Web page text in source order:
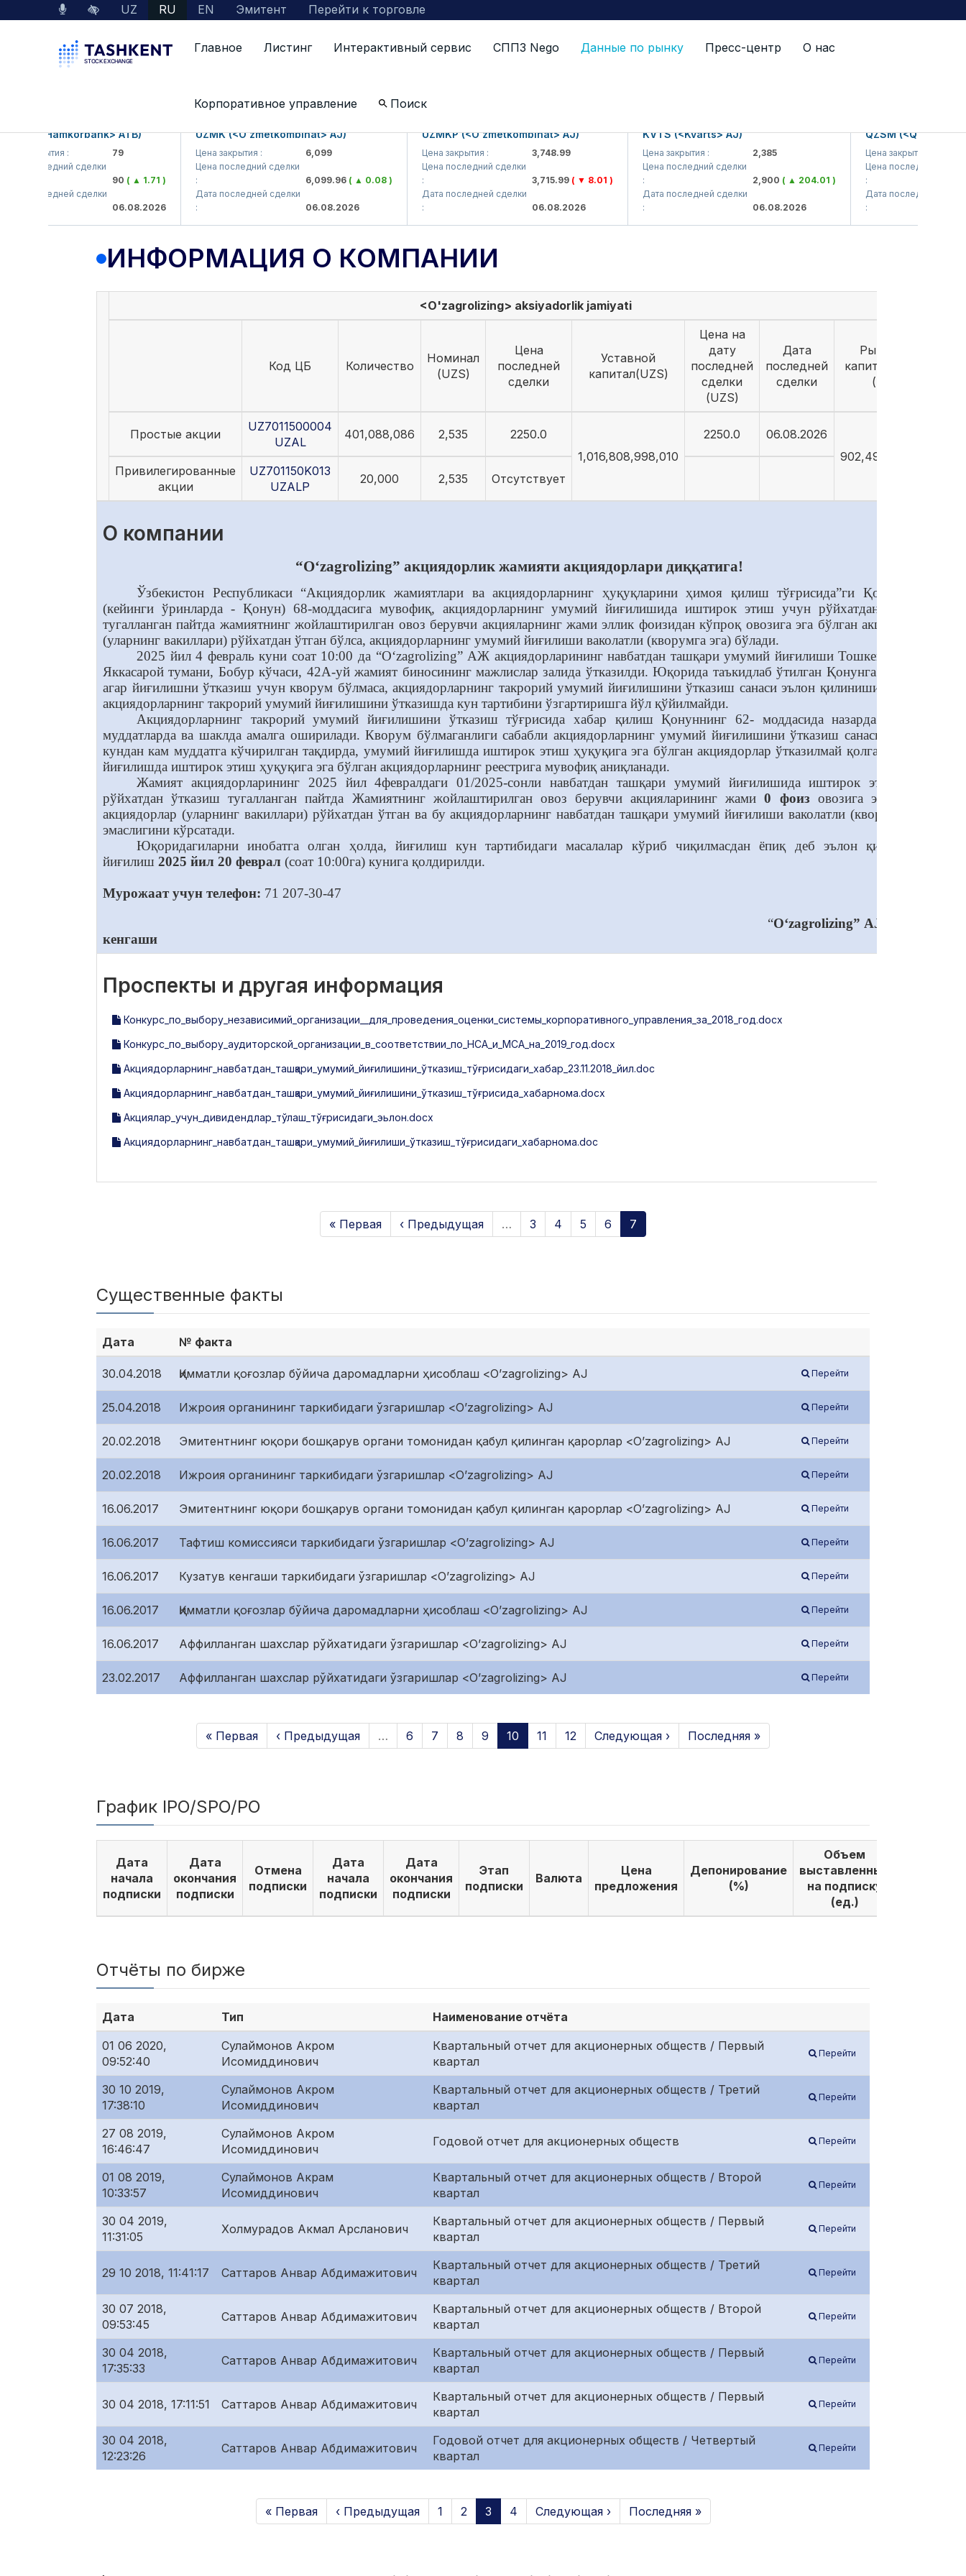
UZ RU EN Эмитент Перейти к торговле
Главное Листинг Интерактивный сервис СППЗ Nego Данные по рынку Пресс-центр О нас
Корпоративное управление Поиск
Информация о компании
(<Hamkorbank> ATB)
сделки
( ▲ 1.71 )
сделки
06.08.2026
UZMK (<O'zmetkombinat> AJ)
Цена закрытия :
6,099
Цена последний сделки
6,099.96( ▲ 0.08 )
Дата последней сделки
06.08.2026
UZMKP (<O'zmetkombinat> AJ)
Цена закрытия :
3,748.99
Цена последний сделки
3,715.99( ▼ 8.01 )
Дата последней сделки
06.08.2026
KVTS (<Kvarts> AJ)
Цена закрытия :
Цена последний сделки
2,900( ▲ 204.01 )
Дата последней сделки
06.08.2026
QZSM
Цена закрытия :
Цена последний сделки
Дата последней сделки
ИНФОРМАЦИЯ О КОМПАНИИ
<O'zagrolizing> aksiyadorlik jamiyati
Код ЦБ Количество
Номинал
(UZS)
Цена
последней
сделки
Уставной
капитал(UZS)
Цена на
дату
последней
сделки
(UZS)
Дата
последней
сделки
Рыночная
капитализация
(UZS)
Простые акции
UZ7011500004
UZAL
401,088,086 2,535
2250.0
1,016,808,998,010
2250.0
06.08.2026
902,498,893,500
Привилегированные
акции
UZ701150K013
UZALP
20,000 2,535 Отсутствует
О компании
“O‘zagrolizing” акциядорлик жамияти акциядорлари диққатига!
Ўзбекистон Республикаси “Акциядорлик жамиятлари ва акциядорларнинг ҳуқуқларини ҳимоя қилиш тўғрисида”ги Қонунининг
(кейинги ўринларда - Қонун) 68-моддасига мувофиқ, акциядорларнинг умумий йиғилишида иштирок этиш учун рўйхатдан ўтказиш
тугалланган пайтда жамиятнинг жойлаштирилган овоз берувчи акцияларнинг жами эллик фоизидан кўпроқ овозига эга бўлган акциядорлар
(уларнинг вакиллари) рўйхатдан ўтган бўлса, акциядорларнинг умумий йиғилиши ваколатли (кворумга эга) бўлади.
2025 йил 4 февраль куни соат 10:00 да “O‘zagrolizing” АЖ акциядорларининг навбатдан ташқари умумий йиғилиши Тошкент шаҳри,
Яккасарой тумани, Бобур кўчаси, 42А-уй жамият биносининг мажлислар залида ўтказилди. Юқорида таъкидлаб ўтилган Қонунга мувофиқ,
агар йиғилишни ўтказиш учун кворум бўлмаса, акциядорларнинг такрорий умумий йиғилишини ўтказиш санаси эълон қилинишини, бунда
акциядорларнинг такрорий умумий йиғилишини ўтказишда кун тартибини ўзгартиришга йўл қўйилмайди.
Акциядорларнинг такрорий умумий йиғилишини ўтказиш тўғрисида хабар қилиш Қонуннинг 62- моддасида назарда тутилган
муддатларда ва шаклда амалга оширилади. Кворум бўлмаганлиги сабабли акциядорларнинг умумий йиғилишини ўтказиш санаси йигирма
кундан кам муддатга кўчирилган тақдирда, умумий йиғилишда иштирок этиш ҳуқуқига эга бўлган акциядорлар ўтказилмай қолган умумий
йиғилишда иштирок этиш ҳуқуқига эга бўлган акциядорларнинг реестрига мувофиқ аниқланади.
Жамият акциядорларининг 2025 йил 4февралдаги 01/2025-сонли навбатдан ташқари умумий йиғилишида иштирок этиш учун
рўйхатдан ўтказиш тугалланган пайтда Жамиятнинг жойлаштирилган овоз берувчи акцияларининг жами0 фоизовозига эга бўлган
акциядорлар (уларнинг вакиллари) рўйхатдан ўтган ва бу акциядорларнинг навбатдан ташқари умумий йиғилиши ваколатли (кворумга эга)
эмаслигини кўрсатади.
Юқоридагиларни инобатга олган ҳолда, йиғилиш кун тартибидаги масалалар кўриб чиқилмасдан ёпиқ деб эълон қилинди ва
йиғилиш 2025 йил 20 феврал (соат 10:00га) кунига қолдирилди.
Мурожаат учун телефон: 71 207-30-47
“O‘zagrolizing” AJ Кузатув
кенгаши
Проспекты и другая информация
Конкурс_по_выбору_независимий_организации__для_проведения_оценки_системы_корпоративного_управления_за_2018_год.docx
Конкурс_по_выбору_аудиторской_организации_в_соответствии_по_НСА_и_МСА_на_2019_год.docx
Акциядорларнинг_навбатдан_ташқари_умумий_йиғилишини_ўтказиш_тўғрисидаги_хабар_23.11.2018_йил.doc
Акциядорларнинг_навбатдан_ташқари_умумий_йиғилишини_ўтказиш_тўғрисида_хабарнома.docx
Акциялар_учун_дивидендлар_тўлаш_тўғрисидаги_эьлон.docx
Акциядорларнинг_навбатдан_ташқари_умумий_йиғилиши_ўтказиш_тўғрисидаги_хабарнома.doc
« Первая ‹ Предыдущая … 3 4 5 6 7
Существенные факты
Дата № факта
30.04.2018 Қимматли қоғозлар бўйича даромадларни ҳисоблаш <O’zagrolizing> AJ Перейти
25.04.2018 Ижроия органининг таркибидаги ўзгаришлар <O’zagrolizing> AJ Перейти
20.02.2018 Эмитентнинг юқори бошқарув органи томонидан қабул қилинган қарорлар <O’zagrolizing> AJ Перейти
20.02.2018 Ижроия органининг таркибидаги ўзгаришлар <O’zagrolizing> AJ Перейти
16.06.2017 Эмитентнинг юқори бошқарув органи томонидан қабул қилинган қарорлар <O’zagrolizing> AJ Перейти
16.06.2017 Тафтиш комиссияси таркибидаги ўзгаришлар <O’zagrolizing> AJ Перейти
16.06.2017 Кузатув кенгаши таркибидаги ўзгаришлар <O’zagrolizing> AJ Перейти
16.06.2017 Қимматли қоғозлар бўйича даромадларни ҳисоблаш <O’zagrolizing> AJ Перейти
16.06.2017 Аффилланган шахслар рўйхатидаги ўзгаришлар <O’zagrolizing> AJ Перейти
23.02.2017 Аффилланган шахслар рўйхатидаги ўзгаришлар <O’zagrolizing> AJ Перейти
« Первая ‹ Предыдущая … 6 7 8 9 10 11 12 Следующая › Последняя »
График IPO/SPO/PO
Дата
начала
подписки
Дата
окончания
подписки
Отмена
подписки
Дата
начала
подписки
Дата
окончания
подписки
Этап
подписки
Валюта
Цена
предложения
Депонирование
(%)
Объем
выставленных
на подписку
(ед.)
Отчёты по бирже
Дата Тип
Наименование отчёта
01 06 2020,
09:52:40
Сулаймонов Акром
Исомиддинович
Квартальный отчет для акционерных обществ / Первый
квартал
Перейти
30 10 2019,
17:38:10
Сулаймонов Акром
Исомиддинович
Квартальный отчет для акционерных обществ / Третий
квартал
Перейти
27 08 2019,
16:46:47
Сулаймонов Акром
Исомиддинович
Годовой отчет для акционерных обществ Перейти
01 08 2019,
10:33:57
Сулаймонов Акрам
Исомиддинович
Квартальный отчет для акционерных обществ / Второй
квартал
Перейти
30 04 2019,
11:31:05
Холмурадов Акмал Арсланович
Квартальный отчет для акционерных обществ / Первый
квартал
Перейти
29 10 2018, 11:41:17 Саттаров Анвар Абдимажитович
Квартальный отчет для акционерных обществ / Третий
квартал
Перейти
30 07 2018,
09:53:45
Саттаров Анвар Абдимажитович
Квартальный отчет для акционерных обществ / Второй
квартал
Перейти
30 04 2018,
17:35:33
Саттаров Анвар Абдимажитович
Квартальный отчет для акционерных обществ / Первый
квартал
Перейти
30 04 2018, 17:11:51 Саттаров Анвар Абдимажитович
Квартальный отчет для акционерных обществ / Первый
квартал
Перейти
30 04 2018,
12:23:26
Саттаров Анвар Абдимажитович
Годовой отчет для акционерных обществ / Четвертый
квартал
Перейти
« Первая ‹ Предыдущая 1 2 3 4 Следующая › Последняя »